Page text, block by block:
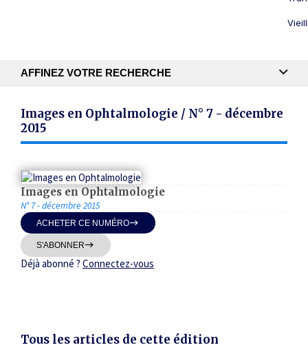
AFFINEZ VOTRE RECHERCHE
Thématiques
Du
Images en Ophtalmologie / N° 7 - décembre
2015
Images en Ophtalmologie
N° 7 - décembre 2015
ACHETER CE NUMÉRO
S'ABONNER
Déjà abonné ? Connectez-vous
Tous les articles de cette édition